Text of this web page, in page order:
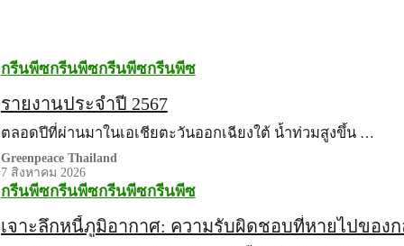
กรีนพีซกรีนพีซกรีนพีซกรีนพีซ
รายงานประจำปี 2567
ตลอดปีที่ผ่านมาในเอเชียตะวันออกเฉียงใต้ น้ำท่วมสูงขึ้น …
Greenpeace Thailand
7 สิงหาคม 2026
กรีนพีซกรีนพีซกรีนพีซกรีนพีซ
เจาะลึกหนี้ภูมิอากาศ: ความรับผิดชอบที่หายไปของ